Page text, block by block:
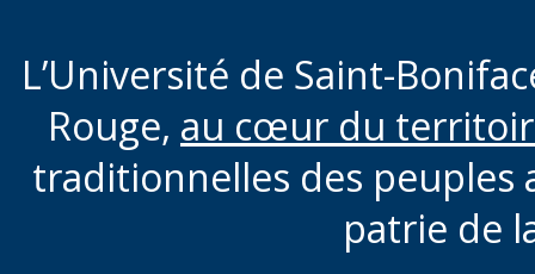
L’Université de Saint-
Rouge, au cœur du
traditionnelles des peuples
patrie de